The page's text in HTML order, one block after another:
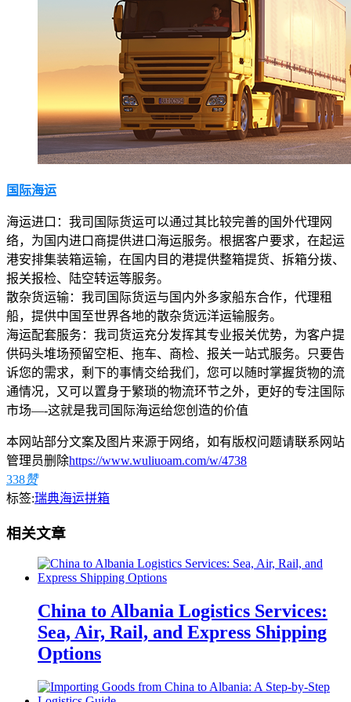
国际海运
海运进口：我司国际货运可以通过其比较完善的国外代理网
络，为国内进口商提供进口海运服务。根据客户要求，在起运
港安排集装箱运输，在国内目的港提供整箱提货、拆箱分拨、
报关报检、陆空转运等服务。
散杂货运输：我司国际货运与国内外多家船东合作，代理租
船，提供中国至世界各地的散杂货远洋运输服务。
海运配套服务：我司货运充分发挥其专业报关优势，为客户提
供码头堆场预留空柜、拖车、商检、报关一站式服务。只要告
诉您的需求，剩下的事情交给我们，您可以随时掌握货物的流
通情况，又可以置身于繁琐的物流环节之外，更好的专注国际
市场—-这就是我司国际海运给您创造的价值
本网站部分文案及图片来源于网络，如有版权问题请联系网站
管理员删除https://www.wuliuoam.com/w/4738
338赞
标签:瑞典海运拼箱
相关文章
China to Albania Logistics Services:
Sea, Air, Rail, and Express Shipping
Options